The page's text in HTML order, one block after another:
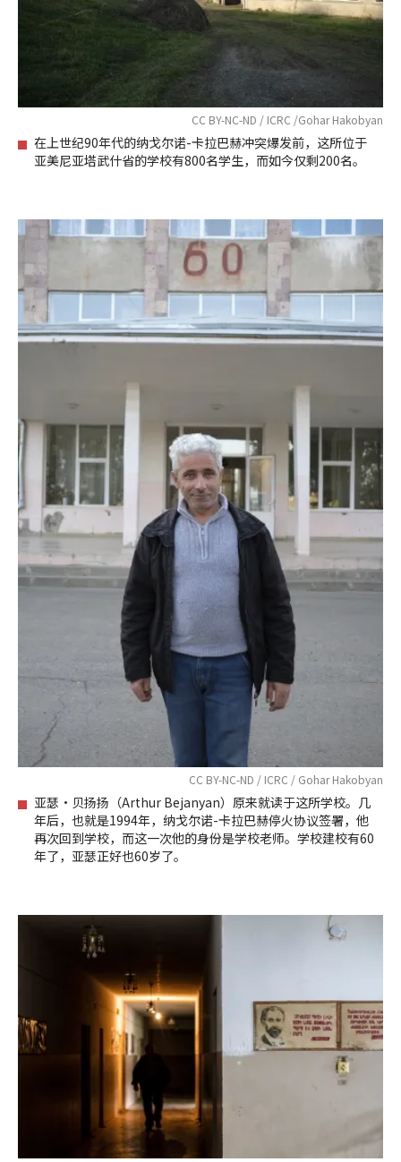
CC BY-NC-ND / ICRC /Gohar Hakobyan
在上世纪90年代的纳戈尔诺-卡拉巴赫冲突爆发前，这所位于
亚美尼亚塔武什省的学校有800名学生，而如今仅剩200名。
CC BY-NC-ND / ICRC / Gohar Hakobyan
亚瑟·贝扬扬（Arthur Bejanyan）原来就读于这所学校。几
年后，也就是1994年，纳戈尔诺-卡拉巴赫停火协议签署，他
再次回到学校，而这一次他的身份是学校老师。学校建校有60
年了，亚瑟正好也60岁了。